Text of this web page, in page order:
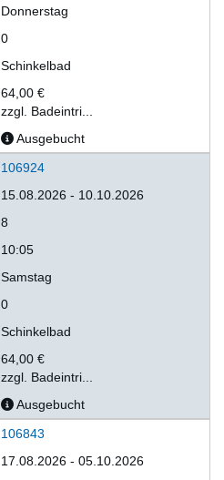
Donnerstag
0
Schinkelbad
64,00 €
zzgl. Badeintri...
Ausgebucht
106924
15.08.2026 - 10.10.2026
8
10:05
Samstag
0
Schinkelbad
64,00 €
zzgl. Badeintri...
Ausgebucht
106843
17.08.2026 - 05.10.2026